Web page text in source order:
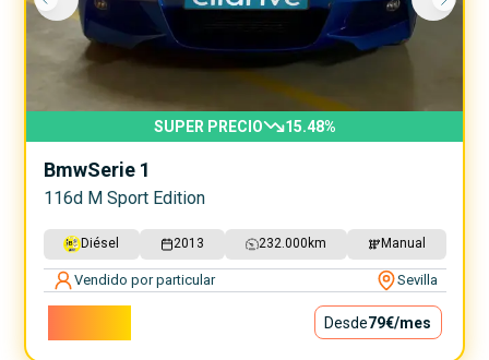
SUPER PRECIO 15.48%
BmwSerie 1
116d M Sport Edition
Diésel 2013 232.000 km Manual
Vendido por particular Sevilla
Desde79€/mes